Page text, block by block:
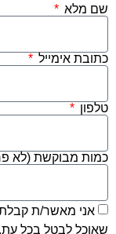
(לא פחות
ת קבלת פניות
בכל עת,